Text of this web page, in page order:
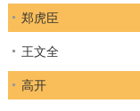
郑虎臣
王文全
高开